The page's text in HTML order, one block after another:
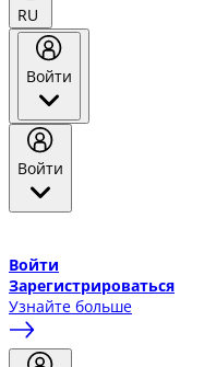
RU
Войти
Войти
Войти
Зарегистрироваться
Узнайте больше